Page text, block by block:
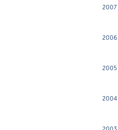
2007
2006
2005
2004